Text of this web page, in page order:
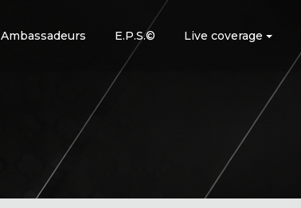
Ambassadeurs E.P.S.© Live coverage